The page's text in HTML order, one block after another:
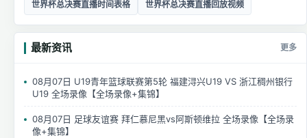
世界杯总决赛直播时间表格
世界杯总决赛直播回放视频
最新资讯 更多
08月07日 U19青年篮球联赛第5轮 福建浔兴U19 VS 浙江稠州银行
U19 全场录像【全场录像+集锦】
08月07日 足球友谊赛 拜仁慕尼黑vs阿斯顿维拉 全场录像【全场录
像+集锦】